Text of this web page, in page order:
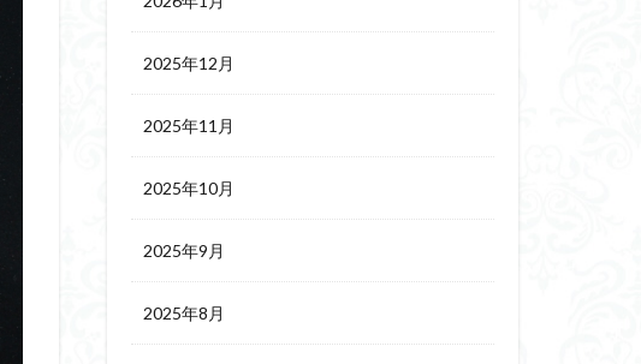
2025年12月
2025年11月
2025年10月
2025年9月
2025年8月